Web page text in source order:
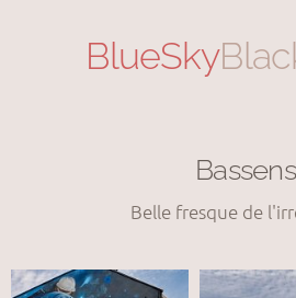
BlueSky
Bassens
Belle fresque de